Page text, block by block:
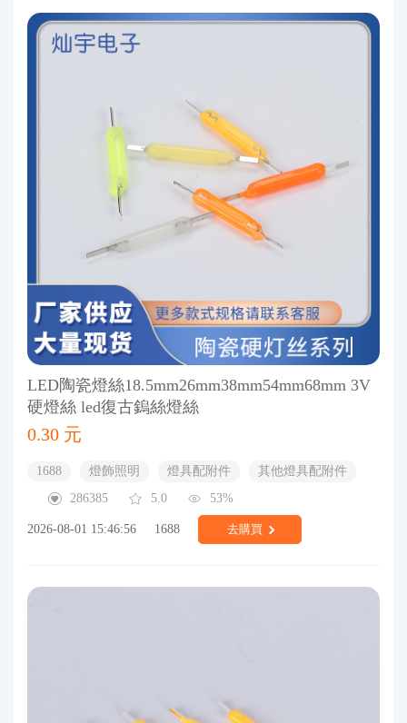
LED陶瓷燈絲18.5mm26mm38mm54mm68mm 3V
硬燈絲 led復古鎢絲燈絲
0.30 元
1688 燈飾照明 燈具配附件
其他燈具配附件
286385
5.0 53%
2026-08-01 15:46:56 1688 去購買